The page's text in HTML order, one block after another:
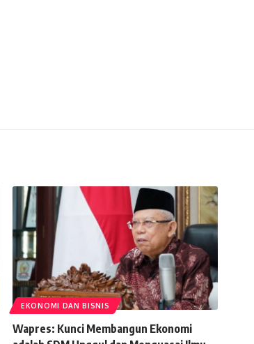
EKONOMI DAN BISNIS
Wapres: Kunci Membangun Ekonomi